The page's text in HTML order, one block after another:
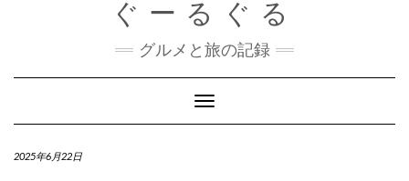
ぐーるぐる
グルメと旅の記録
Toggle
Navigation
2025年6月22日